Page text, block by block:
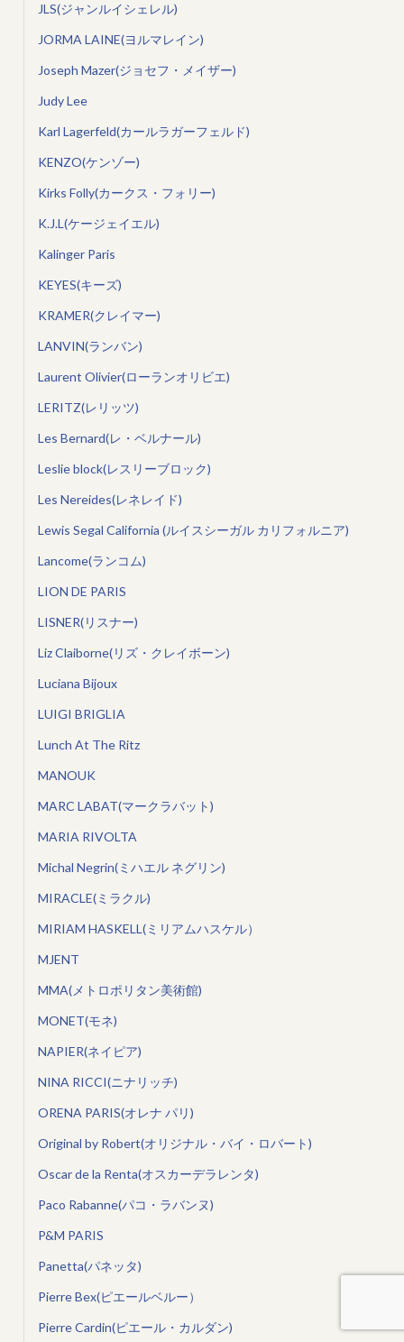
JLS(ジャンルイシェレル)
JORMA LAINE(ヨルマレイン)
Joseph Mazer(ジョセフ・メイザー)
Judy Lee
Karl Lagerfeld(カールラガーフェルド)
KENZO(ケンゾー)
Kirks Folly(カークス・フォリー)
K.J.L(ケージェイエル)
Kalinger Paris
KEYES(キーズ)
KRAMER(クレイマー)
LANVIN(ランバン)
Laurent Olivier(ローランオリビエ)
LERITZ(レリッツ)
Les Bernard(レ・ベルナール)
Leslie block(レスリーブロック)
Les Nereides(レネレイド)
Lewis Segal California (ルイスシーガル カリフォルニア)
Lancome(ランコム)
LION DE PARIS
LISNER(リスナー)
Liz Claiborne(リズ・クレイボーン)
Luciana Bijoux
LUIGI BRIGLIA
Lunch At The Ritz
MANOUK
MARC LABAT(マークラバット)
MARIA RIVOLTA
Michal Negrin(ミハエル ネグリン)
MIRACLE(ミラクル)
MIRIAM HASKELL(ミリアムハスケル）
MJENT
MMA(メトロポリタン美術館)
MONET(モネ)
NAPIER(ネイピア)
NINA RICCI(ニナリッチ)
ORENA PARIS(オレナ パリ)
Original by Robert(オリジナル・バイ・ロバート)
Oscar de la Renta(オスカーデラレンタ)
Paco Rabanne(パコ・ラバンヌ)
P&M PARIS
Panetta(パネッタ)
Pierre Bex(ピエールベルー）
Pierre Cardin(ピエール・カルダン)